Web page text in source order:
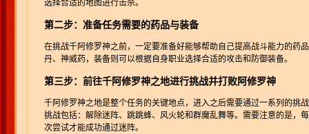
选择合适的地图进行击杀。
第二步：准备任务需要的药品与装备
在挑战千阿修罗神之前，一定要准备好能够帮助自己提高战斗能力的药
丹、神威药，装备则可以根据自身职业选择合适的攻击和防御装备。
第三步：前往千阿修罗神之地进行挑战并打败阿修罗神
千阿修罗神之地是整个任务的关键地点，进入之后需要通过一系列的挑
挑战包括：解除迷阵、跳跳蜂、风火轮和群魔乱舞等。需要注意的是，
次尝试才能成功通过迷阵。